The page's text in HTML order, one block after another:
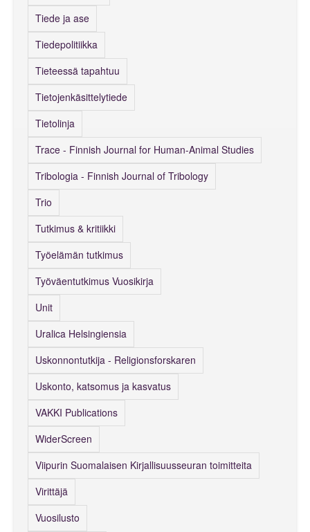
Tiede ja ase
Tiedepolitiikka
Tieteessä tapahtuu
Tietojenkäsittelytiede
Tietolinja
Trace - Finnish Journal for Human-Animal Studies
Tribologia - Finnish Journal of Tribology
Trio
Tutkimus & kritiikki
Työelämän tutkimus
Työväentutkimus Vuosikirja
Unit
Uralica Helsingiensia
Uskonnontutkija - Religionsforskaren
Uskonto, katsomus ja kasvatus
VAKKI Publications
WiderScreen
Viipurin Suomalaisen Kirjallisuusseuran toimitteita
Virittäjä
Vuosilusto